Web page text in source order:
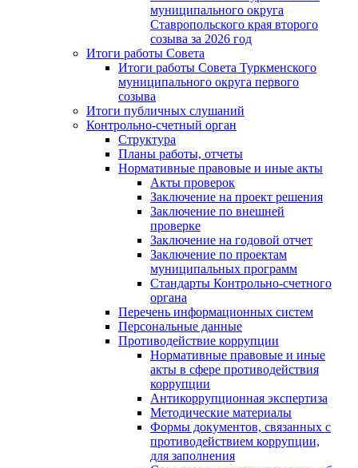
муниципального округа
Ставропольского края второго
созыва за 2026 год
Итоги работы Совета
Итоги работы Совета Туркменского
муниципального округа первого
созыва
Итоги публичных слушаний
Контрольно-счетный орган
Структура
Планы работы, отчеты
Нормативные правовые и иные акты
Акты проверок
Заключение на проект решения
Заключение по внешней
проверке
Заключение на годовой отчет
Заключение по проектам
муниципальных программ
Стандарты Контрольно-счетного
органа
Перечень информационных систем
Персональные данные
Противодействие коррупции
Нормативные правовые и иные
акты в сфере противодействия
коррупции
Антикоррупционная экспертиза
Методические материалы
Формы документов, связанных с
противодействием коррупции,
для заполнения